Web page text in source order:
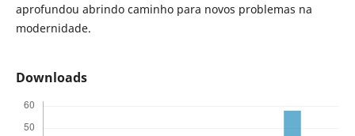
aprofundou abrindo caminho para novos problemas na
modernidade.
Downloads